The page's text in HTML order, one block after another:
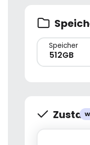
Speicher
512GB